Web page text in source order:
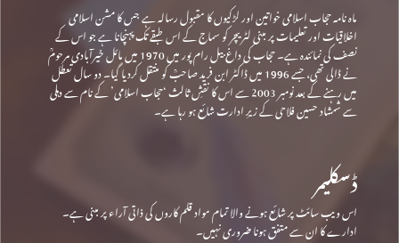
ماہ نامہ حجاب اسلامی خواتین اور لڑکیوں کا مقبول رسالہ ہے جس کا مشن اسلامی
اخلاقیات اور تعلیمات پر مبنی لٹریچر کو سماج کے اس طبقے تک پہنچانا ہے جو اس کے
نصف کی نمائندہ ہے۔ حجاب کی داغ بیل رام پور میں 1970 میں مائل خیرآبادی مرحومؒ
نے ڈالی تھی، جسے 1996 میں ڈاکٹر ابن فرید صاحبؒ کو منتقل کردیا گیا۔ دو سال تعطل
میں رہنے کے بعد نومبر 2003 سے اس کا نقشِ ثالث ‘حجاب اسلامی’ کے نام سے دہلی
سے شمشاد حسین فلاحی کے زیرِ ادارت شائع ہو رہا ہے۔
ڈسکلیمر
اس ویب سائٹ پر شائع ہونے والا تمام مواد قلم کاروں کی ذاتی آراء پر مبنی ہے۔
ادارے کا ان سے متفق ہونا ضروری نہیں۔